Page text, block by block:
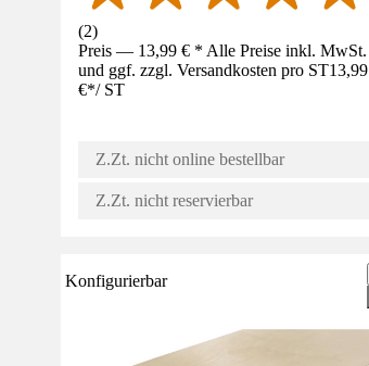
(2)
Preis — 13,99 € * Alle Preise inkl. MwSt.
und ggf. zzgl. Versandkosten pro ST13,99
€*/ ST
Z.Zt. nicht online bestellbar
Z.Zt. nicht reservierbar
Konfigurierbar